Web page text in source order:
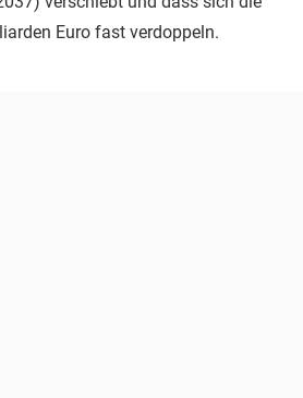
Euro fast verdoppeln.